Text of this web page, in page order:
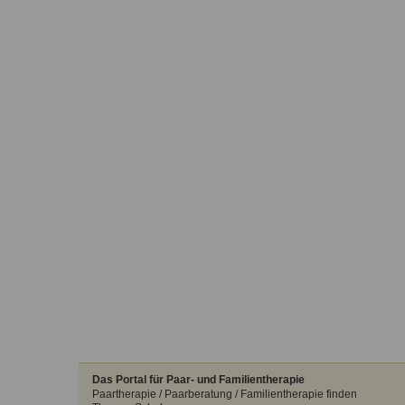
Das Portal für Paar- und Familientherapie
Paartherapie / Paarberatung / Familientherapie finden